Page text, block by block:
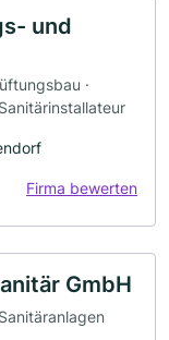
und
·
Firma bewerten
GmbH